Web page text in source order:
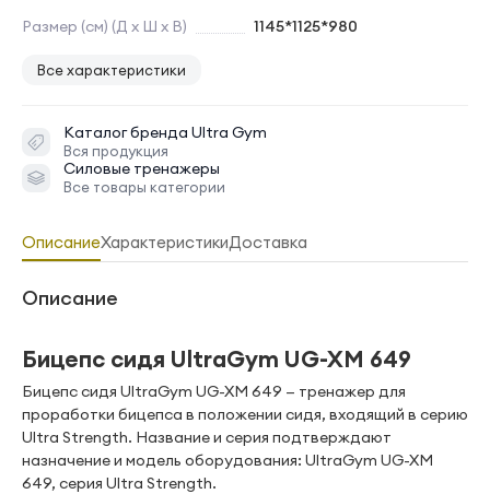
Размер (см) (Д х Ш х В) 1145*1125*980
Все характеристики
Каталог бренда Ultra Gym
Вся продукция
Силовые тренажеры
Все товары категории
ОписаниеХарактеристикиДоставка
Описание
Бицепс сидя UltraGym UG-XM 649
Бицепс сидя UltraGym UG-XM 649 — тренажер для
проработки бицепса в положении сидя, входящий в серию
Ultra Strength. Название и серия подтверждают
назначение и модель оборудования: UltraGym UG-XM
649, серия Ultra Strength.